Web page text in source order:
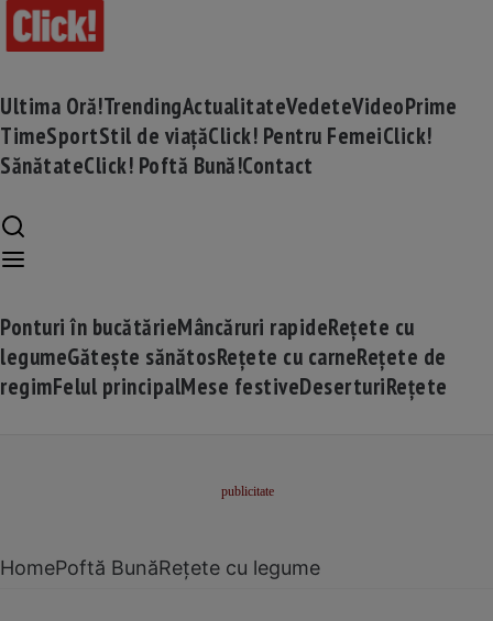
Ultima Oră!TrendingActualitateVedeteVideoPrime
TimeSportStil de viațăClick! Pentru FemeiClick!
SănătateClick! Poftă Bună!Contact
Ponturi în bucătărieMâncăruri rapideRețete cu
legumeGătește sănătosRețete cu carneRețete de
regimFelul principalMese festiveDeserturiRețete
HomePoftă BunăRețete cu legume